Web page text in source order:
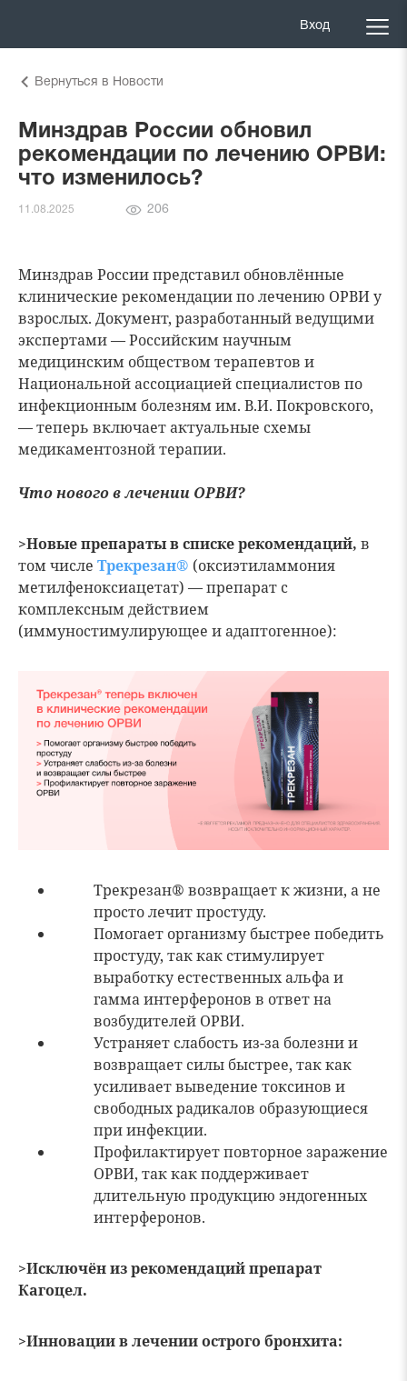
Вход
Вернуться в Новости
Минздрав России обновил
рекомендации по лечению ОРВИ:
что изменилось?
11.08.2025
Количество
206
Минздрав России представил обновлённые
клинические рекомендации по лечению ОРВИ у
взрослых. Документ, разработанный ведущими
экспертами — Российским научным
медицинским обществом терапевтов и
Национальной ассоциацией специалистов по
инфекционным болезням им. В.И. Покровского,
— теперь включает актуальные схемы
медикаментозной терапии.
Что нового в лечении ОРВИ?
>Новые препараты в списке рекомендаций, в
том числе Трекрезан® (оксиэтиламмония
метилфеноксиацетат) — препарат с
комплексным действием
(иммуностимулирующее и адаптогенное):
Трекрезан® возвращает к жизни, а не
просто лечит простуду.
Помогает организму быстрее победить
простуду, так как стимулирует
выработку естественных альфа и
гамма интерферонов в ответ на
возбудителей ОРВИ.
Устраняет слабость из-за болезни и
возвращает силы быстрее, так как
усиливает выведение токсинов и
свободных радикалов образующиеся
при инфекции.
Профилактирует повторное заражение
ОРВИ, так как поддерживает
длительную продукцию эндогенных
интерферонов.
>Исключён из рекомендаций препарат
Кагоцел.
>Инновации в лечении острого бронхита: